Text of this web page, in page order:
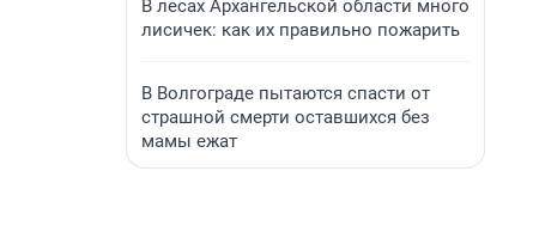
В лесах Архангельской области много
лисичек: как их правильно пожарить
В Волгограде пытаются спасти от
страшной смерти оставшихся без
мамы ежат